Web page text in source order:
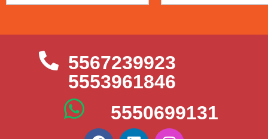
5567239923
5553961846
5550699131